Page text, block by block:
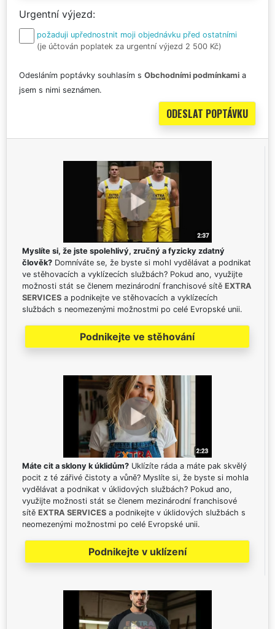
Urgentní výjezd
požaduji upřednostnit moji objednávku před ostatními
(je účtován poplatek za urgentní výjezd 2 500 Kč)
Odesláním poptávky souhlasím s Obchodními podmínkami a
jsem s nimi seznámen.
Myslíte si, že jste spolehlivý, zručný a fyzicky zdatný
člověk? Domníváte se, že byste si mohl vydělávat a podnikat
ve stěhovacích a vyklízecích službách? Pokud ano, využijte
možnosti stát se členem mezinárodní franchisové sítě EXTRA
SERVICES a podnikejte ve stěhovacích a vyklízecích
službách s neomezenými možnostmi po celé Evropské unii.
Podnikejte ve stěhování
Máte cit a sklony k úklidům? Uklízíte ráda a máte pak skvělý
pocit z té zářivé čistoty a vůně? Myslíte si, že byste si mohla
vydělávat a podnikat v úklidových službách? Pokud ano,
využijte možnosti stát se členem mezinárodní franchisové
sítě EXTRA SERVICES a podnikejte v úklidových službách s
neomezenými možnostmi po celé Evropské unii.
Podnikejte v uklízení